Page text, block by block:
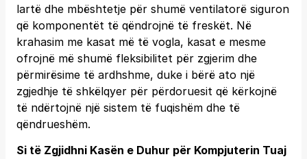
lartë dhe mbështetje për shumë ventilatorë siguron
që komponentët të qëndrojnë të freskët. Në
krahasim me kasat më të vogla, kasat e mesme
ofrojnë më shumë fleksibilitet për zgjerim dhe
përmirësime të ardhshme, duke i bërë ato një
zgjedhje të shkëlqyer për përdoruesit që kërkojnë
të ndërtojnë një sistem të fuqishëm dhe të
qëndrueshëm.
Si të Zgjidhni Kasën e Duhur për Kompjuterin Tuaj